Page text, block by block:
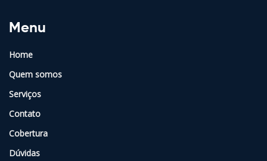
Menu
Home
Quem somos
Serviços
Contato
Cobertura
Dúvidas